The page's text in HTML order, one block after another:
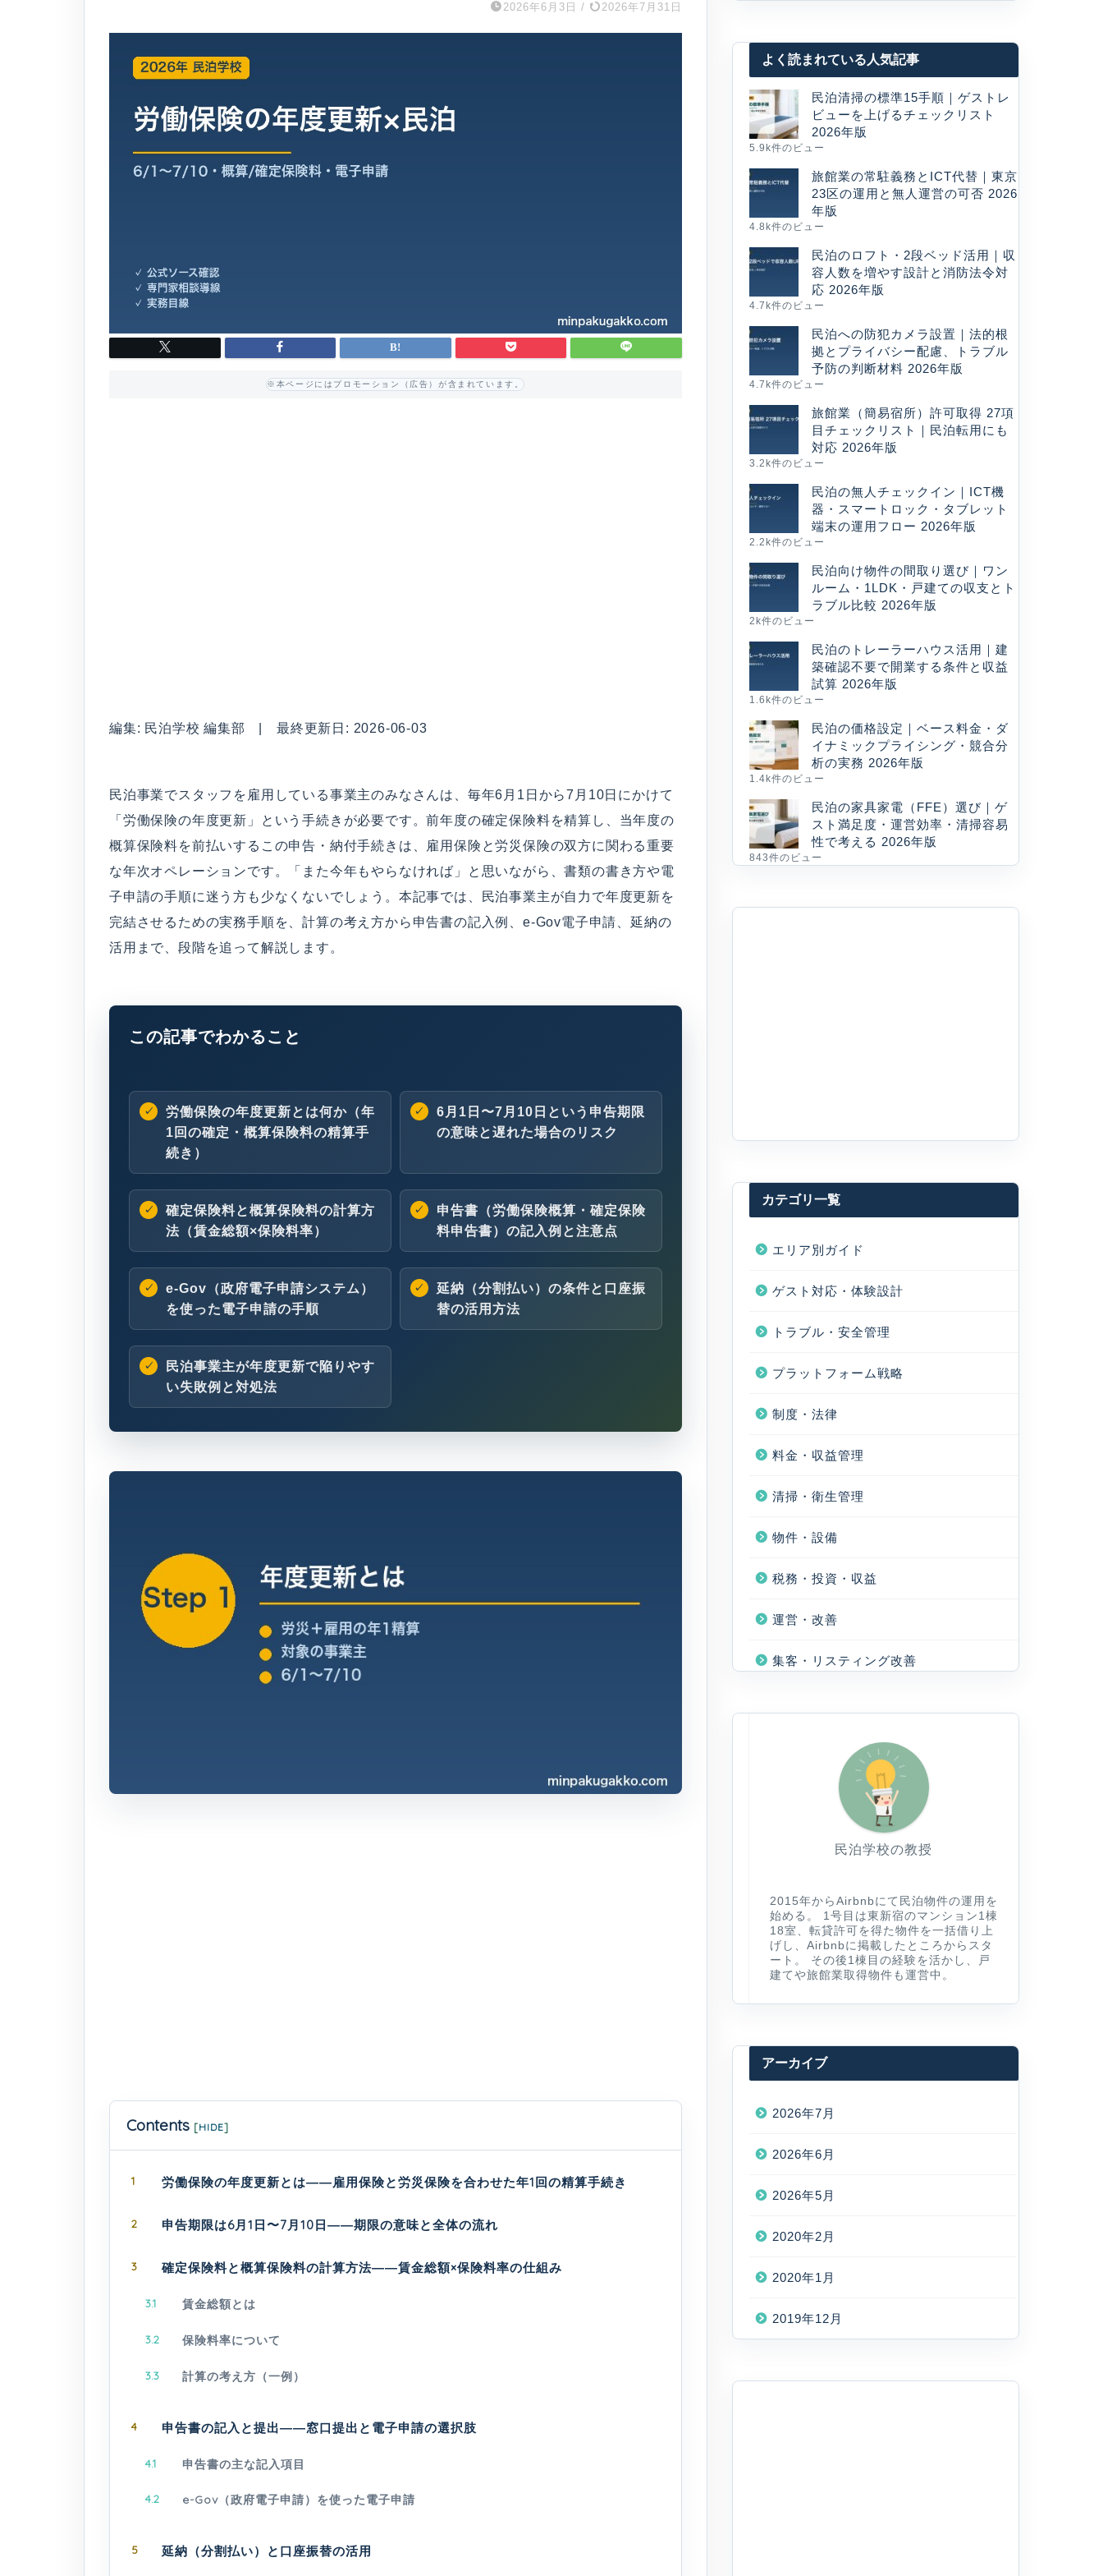
2026年6月3日 / 2026年7月31日
※本ページにはプロモーション（広告）が含まれています。
編集: 民泊学校 編集部 | 最終更新日: 2026-06-03
民泊事業でスタッフを雇用している事業主のみなさんは、毎年6月1日から7月10日にかけて
「労働保険の年度更新」という手続きが必要です。前年度の確定保険料を精算し、当年度の
概算保険料を前払いするこの申告・納付手続きは、雇用保険と労災保険の双方に関わる重要
な年次オペレーションです。「また今年もやらなければ」と思いながら、書類の書き方や電
子申請の手順に迷う方も少なくないでしょう。本記事では、民泊事業主が自力で年度更新を
完結させるための実務手順を、計算の考え方から申告書の記入例、e-Gov電子申請、延納の
活用まで、段階を追って解説します。
この記事でわかること
労働保険の年度更新とは何か（年
1回の確定・概算保険料の精算手
続き）
6月1日〜7月10日という申告期限
の意味と遅れた場合のリスク
確定保険料と概算保険料の計算方
法（賃金総額×保険料率）
申告書（労働保険概算・確定保険
料申告書）の記入例と注意点
e-Gov（政府電子申請システム）
を使った電子申請の手順
延納（分割払い）の条件と口座振
替の活用方法
民泊事業主が年度更新で陥りやす
い失敗例と対処法
Contents [HIDE]
1 労働保険の年度更新とは――雇用保険と労災保険を合わせた年1回の精算手続き
2 申告期限は6月1日〜7月10日――期限の意味と全体の流れ
3 確定保険料と概算保険料の計算方法――賃金総額×保険料率の仕組み
3.1 賃金総額とは
3.2 保険料率について
3.3 計算の考え方（一例）
4 申告書の記入と提出――窓口提出と電子申請の選択肢
4.1 申告書の主な記入項目
4.2 e-Gov（政府電子申請）を使った電子申請
5 延納（分割払い）と口座振替の活用
よく読まれている人気記事
民泊清掃の標準15手順｜ゲストレ
ビューを上げるチェックリスト
2026年版
5.9k件のビュー
旅館業の常駐義務とICT代替｜東京
23区の運用と無人運営の可否 2026
年版
4.8k件のビュー
民泊のロフト・2段ベッド活用｜収
容人数を増やす設計と消防法令対
応 2026年版
4.7k件のビュー
民泊への防犯カメラ設置｜法的根
拠とプライバシー配慮、トラブル
予防の判断材料 2026年版
4.7k件のビュー
旅館業（簡易宿所）許可取得 27項
目チェックリスト｜民泊転用にも
対応 2026年版
3.2k件のビュー
民泊の無人チェックイン｜ICT機
器・スマートロック・タブレット
端末の運用フロー 2026年版
2.2k件のビュー
民泊向け物件の間取り選び｜ワン
ルーム・1LDK・戸建ての収支とト
ラブル比較 2026年版
2k件のビュー
民泊のトレーラーハウス活用｜建
築確認不要で開業する条件と収益
試算 2026年版
1.6k件のビュー
民泊の価格設定｜ベース料金・ダ
イナミックプライシング・競合分
析の実務 2026年版
1.4k件のビュー
民泊の家具家電（FFE）選び｜ゲ
スト満足度・運営効率・清掃容易
性で考える 2026年版
843件のビュー
カテゴリ一覧
エリア別ガイド
ゲスト対応・体験設計
トラブル・安全管理
プラットフォーム戦略
制度・法律
料金・収益管理
清掃・衛生管理
物件・設備
税務・投資・収益
運営・改善
集客・リスティング改善
民泊学校の教授
2015年からAirbnbにて民泊物件の運用を
始める。 1号目は東新宿のマンション1棟
18室、転貸許可を得た物件を一括借り上
げし、Airbnbに掲載したところからスタ
ート。 その後1棟目の経験を活かし、戸
建てや旅館業取得物件も運営中。
アーカイブ
2026年7月
2026年6月
2026年5月
2020年2月
2020年1月
2019年12月